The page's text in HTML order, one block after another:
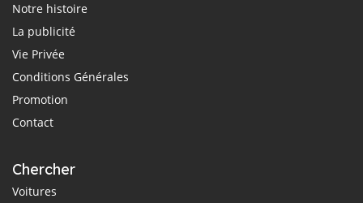
Notre histoire
La publicité
Vie Privée
Conditions Générales
Promotion
Contact
Chercher
Voitures